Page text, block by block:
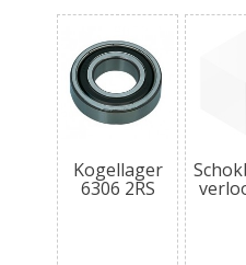
Kogellager
6306 2RS